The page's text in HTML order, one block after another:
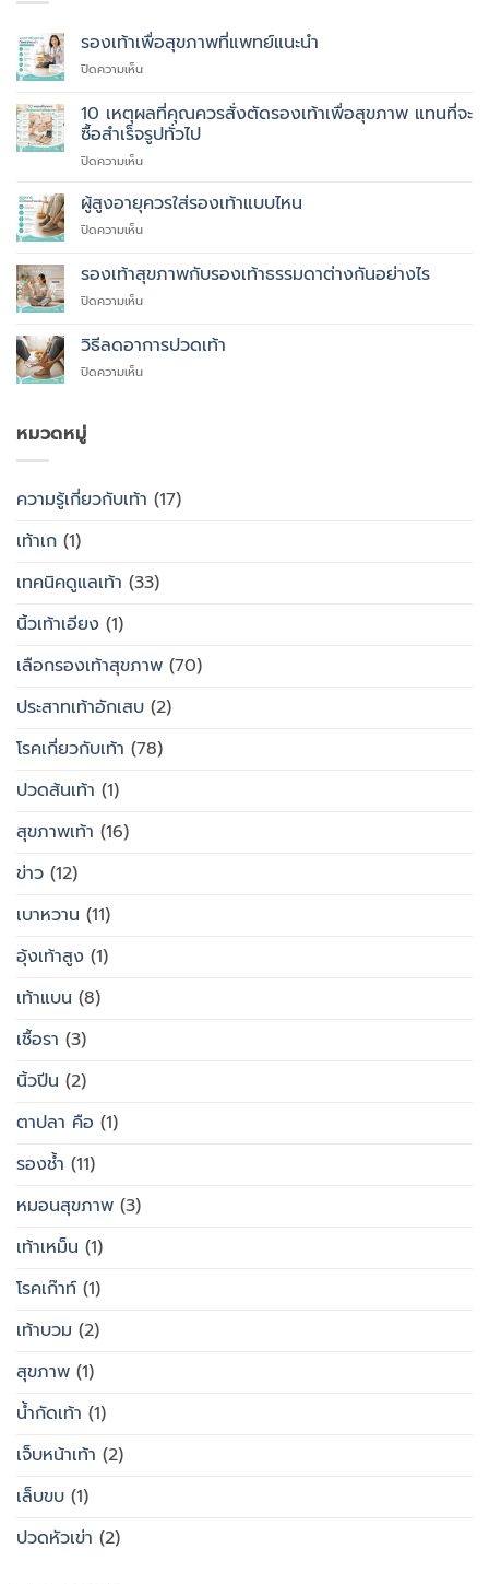
รองเท้าเพื่อสุขภาพที่แพทย์แนะนำ
ปิดความเห็นบน
เพื่อ
สุขภาพ
ที่
แพทย์
10 เหตุผลที่คุณควรสั่งตัดรองเท้าเพื่อสุขภาพ แทนที่จะ
ซื้อสำเร็จรูปทั่วไป
ปิดความเห็นบน
เหตุผล
คุณ
สั่ง
ตัด
รองเท้า
สุขภาพ
ผู้สูงอายุควรใส่รองเท้าแบบไหน
ปิดความเห็นบน
สูง
อายุ
ควร
รองเท้า
ไหน
รองเท้าสุขภาพกับรองเท้าธรรมดาต่างกันอย่างไร
ปิดความเห็นบน
สุขภาพ
กับ
รองเท้า
วิธีลดอาการปวดเท้า
ปิดความเห็นบน
หมวดหมู่
ความรู้เกี่ยวกับเท้า (17)
เท้าเก (1)
เทคนิคดูแลเท้า (33)
นิ้วเท้าเอียง (1)
เลือกรองเท้าสุขภาพ (70)
ประสาทเท้าอักเสบ (2)
โรคเกี่ยวกับเท้า (78)
ปวดส้นเท้า (1)
สุขภาพเท้า (16)
ข่าว (12)
เบาหวาน (11)
อุ้งเท้าสูง (1)
เท้าแบน (8)
เชื้อรา (3)
นิ้วปีน (2)
ตาปลา คือ (1)
รองช้ำ (11)
หมอนสุขภาพ (3)
เท้าเหม็น (1)
โรคเก๊าท์ (1)
เท้าบวม (2)
สุขภาพ (1)
น้ำกัดเท้า (1)
เจ็บหน้าเท้า (2)
เล็บขบ (1)
ปวดหัวเข่า (2)